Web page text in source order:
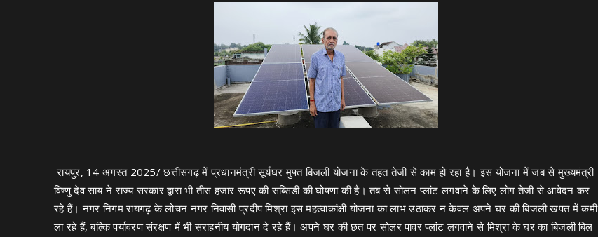
रायपुऱ, 14 अगस्त 2025/ छत्तीसगढ़ में प्रधानमंत्री सूर्यघर मुफ्त बिजली योजना के तहत तेजी से काम हो रहा है। इस योजना में जब से मुख्यमंत्री
विष्णु देव साय ने राज्य सरकार द्वारा भी तीस हजार रूपए की सब्सिडी की घोषणा की है। तब से सोलन प्लांट लगवाने के लिए लोग तेजी से आवेदन कर
रहे हैं। नगर निगम रायगढ़ के लोचन नगर निवासी प्रदीप मिश्रा इस महत्वाकांक्षी योजना का लाभ उठाकर न केवल अपने घर की बिजली खपत में कमी
ला रहे हैं, बल्कि पर्यावरण संरक्षण में भी सराहनीय योगदान दे रहे हैं। अपने घर की छत पर सोलर पावर प्लांट लगवाने से मिश्रा के घर का बिजली बिल